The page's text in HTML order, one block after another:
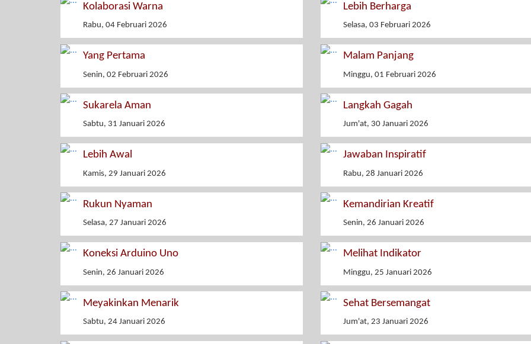
Kolaborasi Warna
Rabu, 04 Februari 2026
Lebih Berharga
Selasa, 03 Februari 2026
Yang Pertama
Senin, 02 Februari 2026
Malam Panjang
Minggu, 01 Februari 2026
Sukarela Aman
Sabtu, 31 Januari 2026
Langkah Gagah
Jum'at, 30 Januari 2026
Lebih Awal
Kamis, 29 Januari 2026
Jawaban Inspiratif
Rabu, 28 Januari 2026
Rukun Nyaman
Selasa, 27 Januari 2026
Kemandirian Kreatif
Senin, 26 Januari 2026
Koneksi Arduino Uno
Senin, 26 Januari 2026
Melihat Indikator
Minggu, 25 Januari 2026
Meyakinkan Menarik
Sabtu, 24 Januari 2026
Sehat Bersemangat
Jum'at, 23 Januari 2026